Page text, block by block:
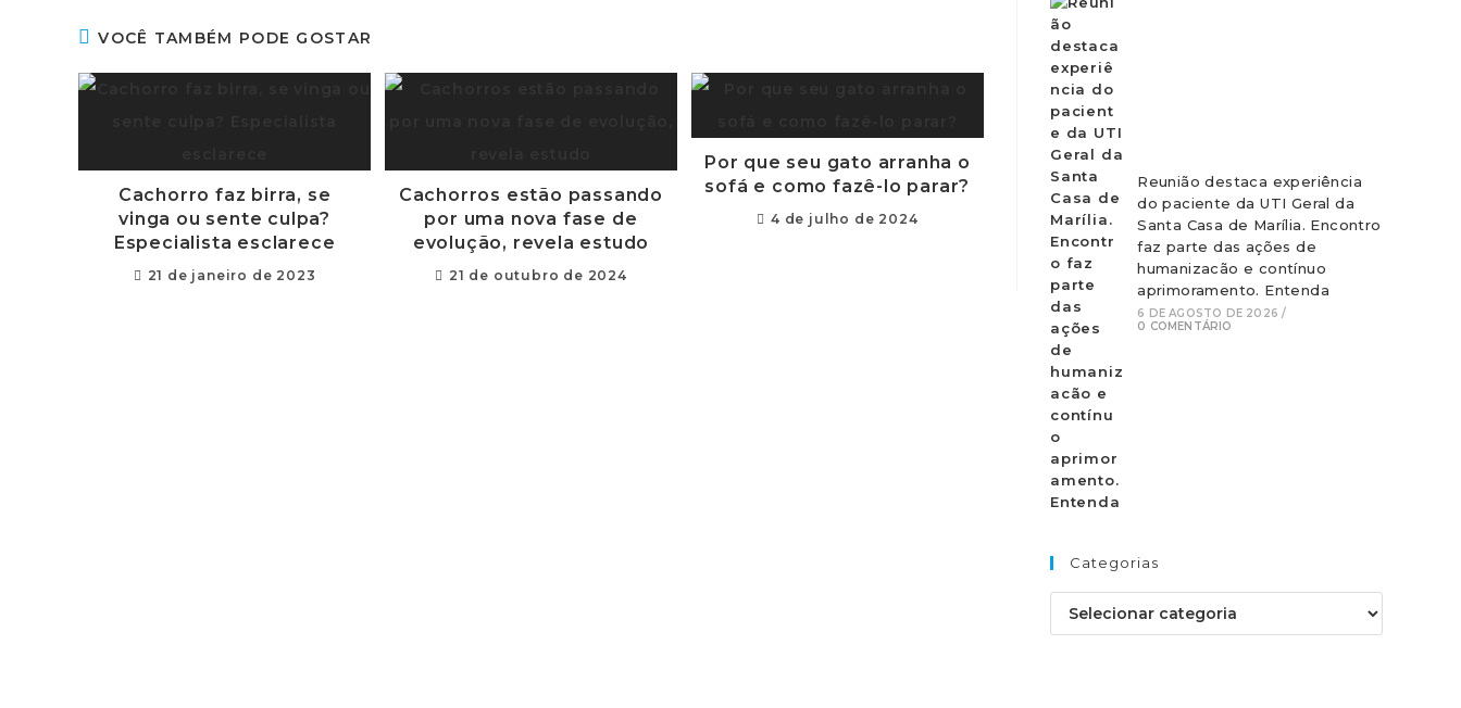
VOCÊ TAMBÉM PODE GOSTAR
Cachorro faz birra, se
vinga ou sente culpa?
Especialista esclarece
21 de janeiro de 2023
Cachorros estão passando
por uma nova fase de
evolução, revela estudo
21 de outubro de 2024
Por que seu gato arranha o
sofá e como fazê-lo parar?
4 de julho de 2024
Reunião destaca experiência
do paciente da UTI Geral da
Santa Casa de Marília. Encontro
faz parte das ações de
humanizacão e contínuo
aprimoramento. Entenda
6 DE AGOSTO DE 2026 /
0 COMENTÁRIO
Categorias